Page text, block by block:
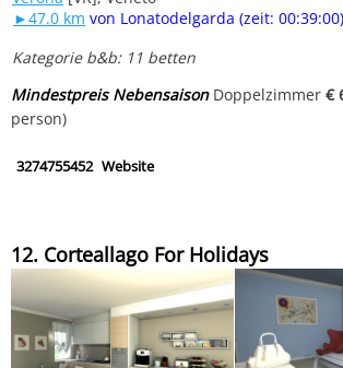
►47.0 km von Lonatodelgarda (zeit: 00:39:00)
Kategorie b&b: 11 betten
Mindestpreis NebensaisonDoppelzimmer€
person)
3274755452 Website
12. Corteallago For Holidays